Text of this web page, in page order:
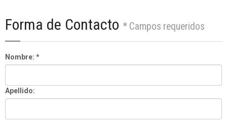
Forma de Contacto * Campos requeridos
Nombre: *
Apellido: